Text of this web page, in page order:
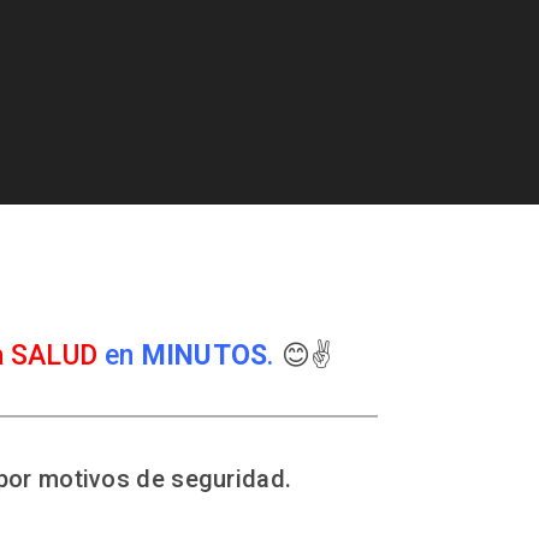
SALUD en MINUTOS. 😊✌️
motivos de seguridad.